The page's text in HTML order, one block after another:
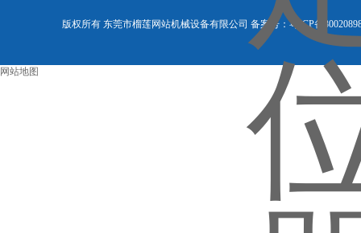
版权所有 东莞市榴莲网站机械设备有限公司 备案号：粤ICP备
网站地图